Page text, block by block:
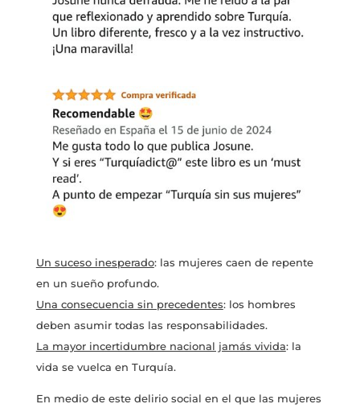
Un suceso inesperado: las mujeres caen de repente
en un sueño profundo.
Una consecuencia sin precedentes: los hombres
deben asumir todas las responsabilidades.
La mayor incertidumbre nacional jamás vivida: la
vida se vuelca en Turquía.
En medio de este delirio social en el que las mujeres